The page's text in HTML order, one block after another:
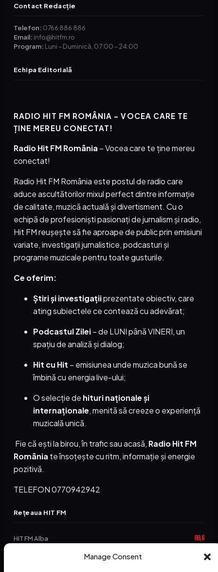
Manage Consent
Contact Redacție
Telefon: 0766 886 886
Email: info@hitfm.ro
Program: Luni – Duminică, 07:00 – 24:00
Echipa Editorială
RADIO HIT FM ROMÂNIA – VOCEA CARE TE
ȚINE MEREU CONECTAT!
Radio Hit FM România – Vocea care te ține mereu
conectat!
Radio Hit FM România este postul de radio care
aduce ascultătorilor mixul perfect dintre informație
de calitate, muzică actuală și divertisment. Cu o
echipă de profesioniști pasionați de jurnalism și radio,
Hit FM reușește să fie aproape de public prin emisiuni
variate, investigații jurnalistice, podcasturi și
programe muzicale pentru toate gusturile.
Ce oferim:
Știri și investigațiiprezentate obiectiv, care
ating subiectele ce contează cu adevărat;
Podcastul Zilei– de LUNI până VINERI, un
spațiu de analiză și dialog;
Hit cu Hit – emisiunea unde muzica bună se
îmbină cu energia live-ului;
O selecție de hituri naționale și
internaționale, menită să creeze o experiență
muzicală unică.
Fie că ești la birou, în trafic sau acasă, Radio Hit FM
România te însoțește cu ritm, informație și energie
pozitivă.
TELEFON 0770942942
Rețeaua HIT FM
HIT FM Alba 88,6
94,2